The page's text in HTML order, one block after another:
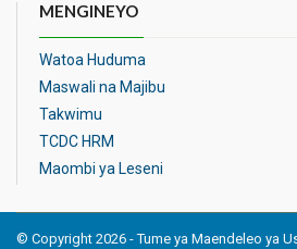
MENGINEYO
Watoa Huduma
Maswali na Majibu
Takwimu
TCDC HRM
Maombi ya Leseni
© Copyright 2026 - Tume ya Maendeleo ya